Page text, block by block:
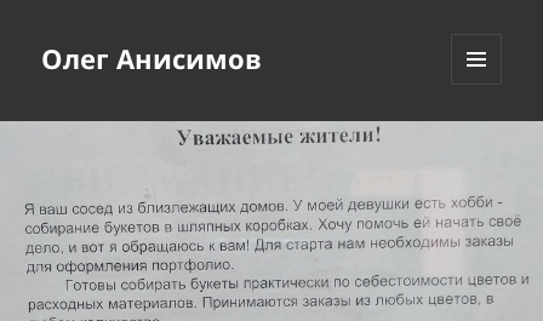
Олег Анисимов